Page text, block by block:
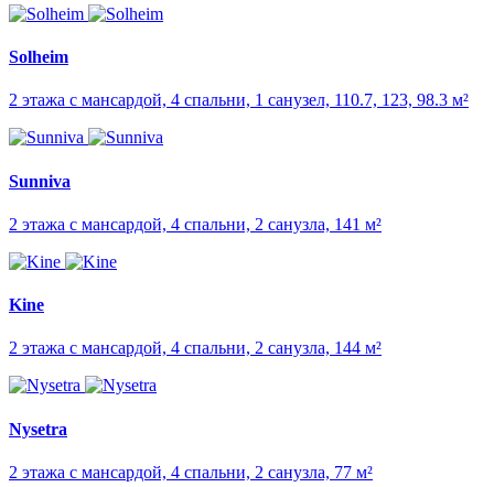
Solheim
2 этажа с мансардой, 4 спальни, 1 санузел, 110.7, 123, 98.3 м²
Sunniva
2 этажа с мансардой, 4 спальни, 2 санузла, 141 м²
Kine
2 этажа с мансардой, 4 спальни, 2 санузла, 144 м²
Nysetra
2 этажа с мансардой, 4 спальни, 2 санузла, 77 м²